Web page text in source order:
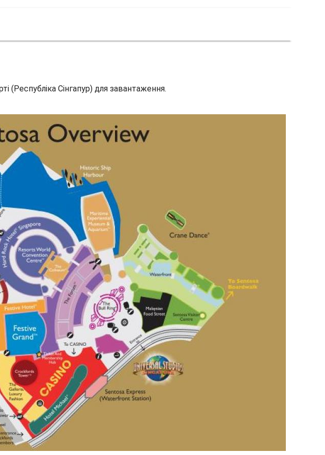
(Республіка Сінгапур) для завантаження.